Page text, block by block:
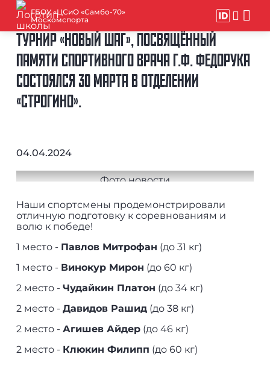
ГБОУ «ЦСиО «Самбо-70»
Москомспорта
ТУРНИР «НОВЫЙ ШАГ», ПОСВЯЩЁННЫЙ
ПАМЯТИ СПОРТИВНОГО ВРАЧА Г.Ф. ФЕДОРУКА
СОСТОЯЛСЯ 30 МАРТА В ОТДЕЛЕНИИ
«СТРОГИНО».
04.04.2024
Наши спортсмены продемонстрировали
отличную подготовку к соревнованиям и
волю к победе!
1 место - Павлов Митрофан (до 31 кг)
1 место - Винокур Мирон (до 60 кг)
2 место -Чудайкин Платон (до 34 кг)
2 место -Давидов Рашид (до 38 кг)
2 место -Агишев Айдер (до 46 кг)
2 место - Клюкин Филипп (до 60 кг)